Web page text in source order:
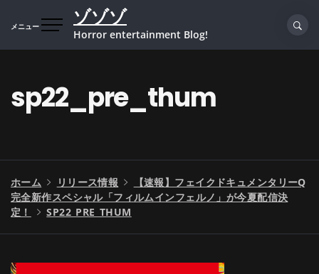
プ
メニュー ゾゾゾ
Horror entertainment Blog!
sp22_pre_thum
ホーム リリース情報
【速報】フェイクドキュメンタリーQ
完全新作スペシャル「フィルムインフェルノ」が今夏配信決
定！
SP22_PRE_THUM